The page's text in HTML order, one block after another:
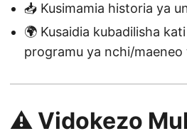
📥 Kusimamia historia ya
🌍 Kusaidia kubadilisha
programu ya nchi/
⚠️ Vidokezo